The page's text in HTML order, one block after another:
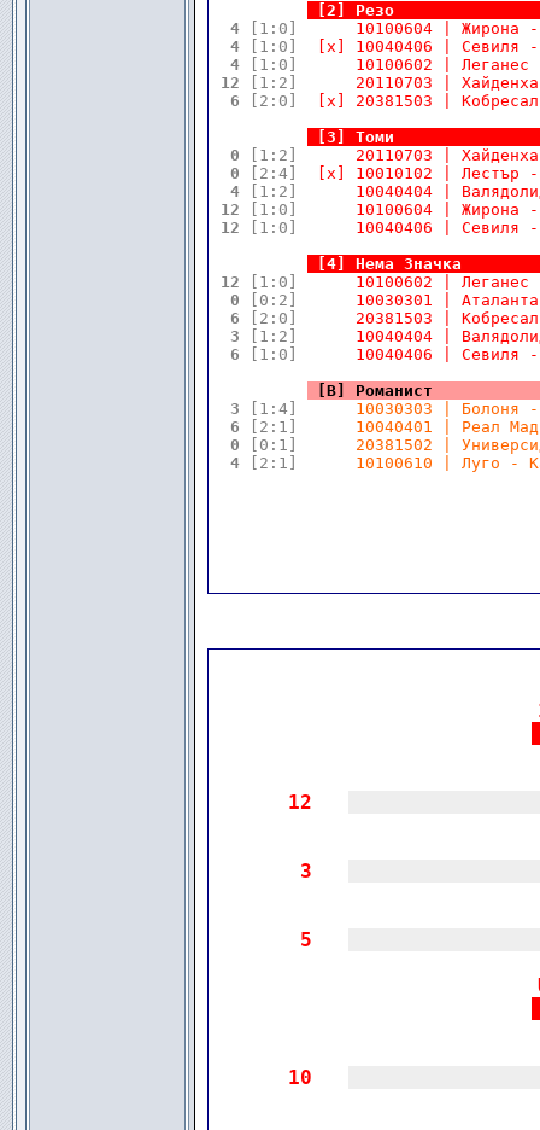
[2] Резо
4
[1:0]
10100604 | Жирона
4
[1:0]
[x] 10040406 | Севиля
4
[1:0]
10100602 | Леганес
12
[1:2]
20110703 |
6
[2:0]
[x] 20381503 |
[3] Томи
0
[1:2]
20110703 |
0
[2:4]
[x] 10010102 | Лестър
4
[1:2]
10040404 |
12
[1:0]
10100604 | Жирона
12
[1:0]
10040406 | Севиля
[4] Нема Значка
12
[1:0]
10100602 | Леганес
0
[0:2]
10030301 |
6
[2:0]
20381503 |
3
[1:2]
10040404 |
6
[1:0]
10040406 | Севиля
[В] Романист
3
[1:4]
10030303 | Болоня
6
[2:1]
10040401 | Реал
0
[0:1]
20381502 |
4
[2:1]
10100610 | Луго -
12
3
5
10